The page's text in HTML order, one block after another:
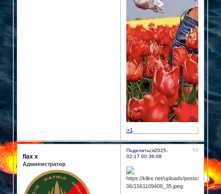
+1
Поделиться 54
2025-
02-17 00:36:08
flax x
Администратор